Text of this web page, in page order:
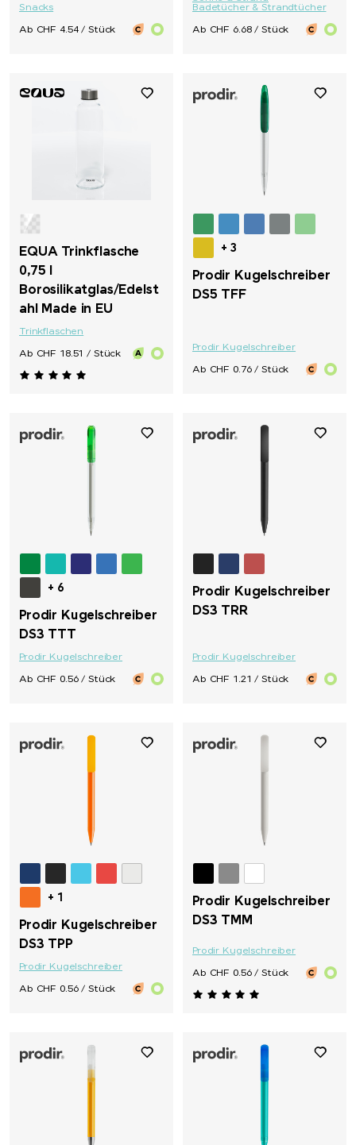
Snacks
Ab CHF 4.54 / Stück
Badetücher & Strandtücher
Ab CHF 6.68 / Stück
EQUA Trinkflasche
0,75 l
Borosilikatglas/Edelst
ahl Made in EU
Trinkflaschen
Ab CHF 18.51 / Stück
+ 3
Prodir Kugelschreiber
DS5 TFF
Prodir Kugelschreiber
Ab CHF 0.76 / Stück
+ 6
Prodir Kugelschreiber
DS3 TTT
Prodir Kugelschreiber
Ab CHF 0.56 / Stück
Prodir Kugelschreiber
DS3 TRR
Prodir Kugelschreiber
Ab CHF 1.21 / Stück
+ 1
Prodir Kugelschreiber
DS3 TPP
Prodir Kugelschreiber
Ab CHF 0.56 / Stück
Prodir Kugelschreiber
DS3 TMM
Prodir Kugelschreiber
Ab CHF 0.56 / Stück